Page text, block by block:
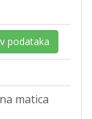
podataka
matica